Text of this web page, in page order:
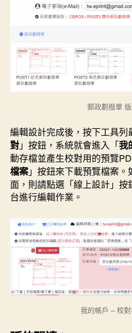
郵政劃撥單
編輯設計完成後，按下工具列
對」按鈕，系統就會進入「我
動存檔並產生校對用的預覽
檔案」按鈕來下載預覽檔案
面，則請點選「線上設計」
台進行編輯作業。
我的帳戶 – 校